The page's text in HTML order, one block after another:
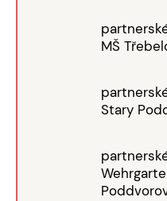
MŠ
Stary